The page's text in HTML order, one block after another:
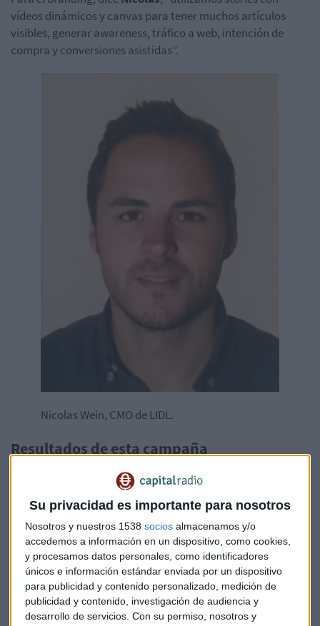
Su privacidad es importante para nosotros
Nosotros y nuestros 1538 socios almacenamos y/o
accedemos a información en un dispositivo, como cookies,
y procesamos datos personales, como identificadores
únicos e información estándar enviada por un dispositivo
para publicidad y contenido personalizado, medición de
publicidad y contenido, investigación de audiencia y
desarrollo de servicios. Con su permiso, nosotros y
vídeos dinámicos ycanvaspara tener muchos artículos
visibles, generarawareness, tráfico a web, intención de
compra y conversiones asistidas”.
Nicolas Wein, CMO de LIDL.
Resultados de esta campaña
José María Gonzálezexplica que “se han obtenido buenos
resultados en recuerdo publicitario, con una mejora de once
puntos en mejora del recuerdo publicitario, gracias al
esfuerzo de creatividad de Lidl y sus partners, entre ellos la
agencia de medios. También se ha obtenido un incremento
de cuatro puntos en mejora de la intención de compra”.
Respecto a los datos,Alfonso Calatravaseñala que “la
campaña daba la oportunidad de trabajar con formatos